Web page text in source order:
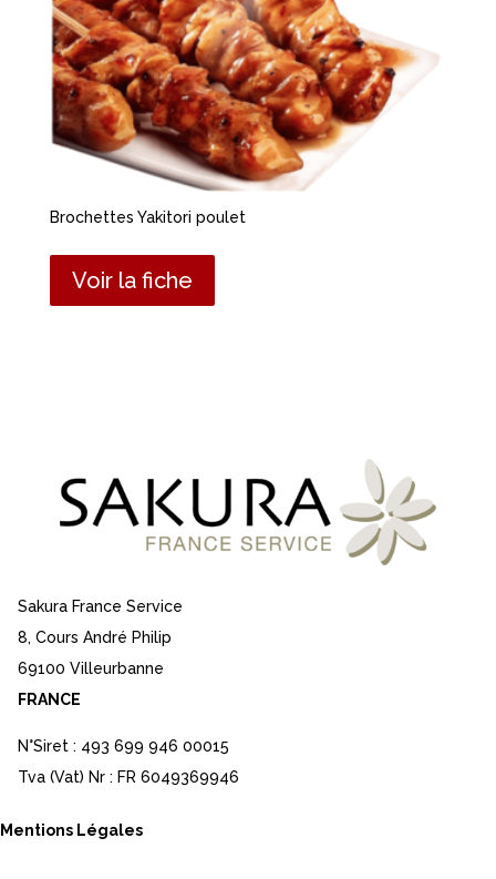
Brochettes Yakitori poulet
Voir la fiche
Sakura France Service
8, Cours André Philip
69100 Villeurbanne
FRANCE
N°Siret : 493 699 946 00015
Tva (Vat) Nr : FR 6049369946
Mentions Légales